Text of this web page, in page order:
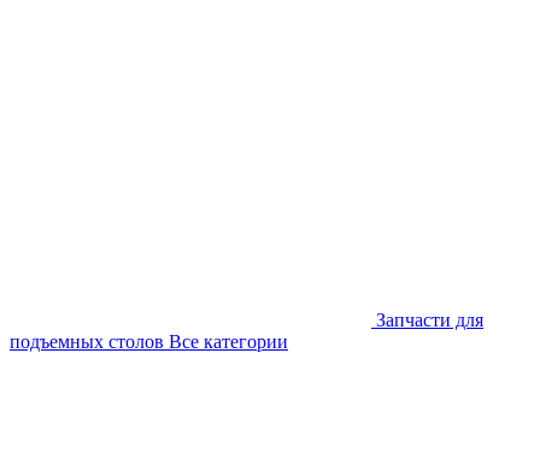
Запчасти для
подъемных столов Все категории